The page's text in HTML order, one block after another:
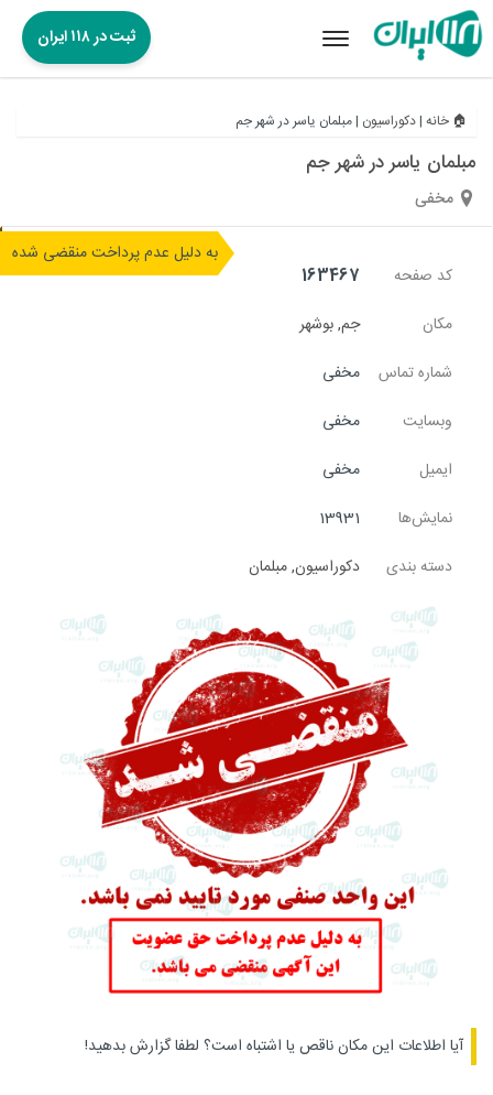
Toggle
ثبت در ۱۱۸ ایران
🏠 خانه|دکوراسیون|مبلمان یاسر در شهر جم
مبلمان یاسر در شهر جم
مخفی
به دلیل عدم پرداخت منقضی شده
کد صفحه
163467
مکان
جم,بوشهر
شماره تماس
مخفی
وبسایت
مخفی
ایمیل
مخفی
نمایش‌ها
13931
دسته بندی
دکوراسیون,مبلمان
آیا اطلاعات این مکان ناقص یا اشتباه است؟ لطفا گزارش بدهید!